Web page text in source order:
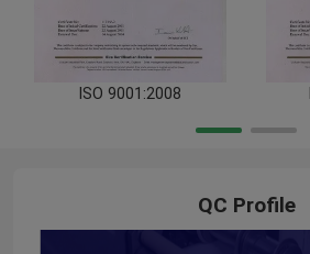
ISO 9001:2008
QC Profile